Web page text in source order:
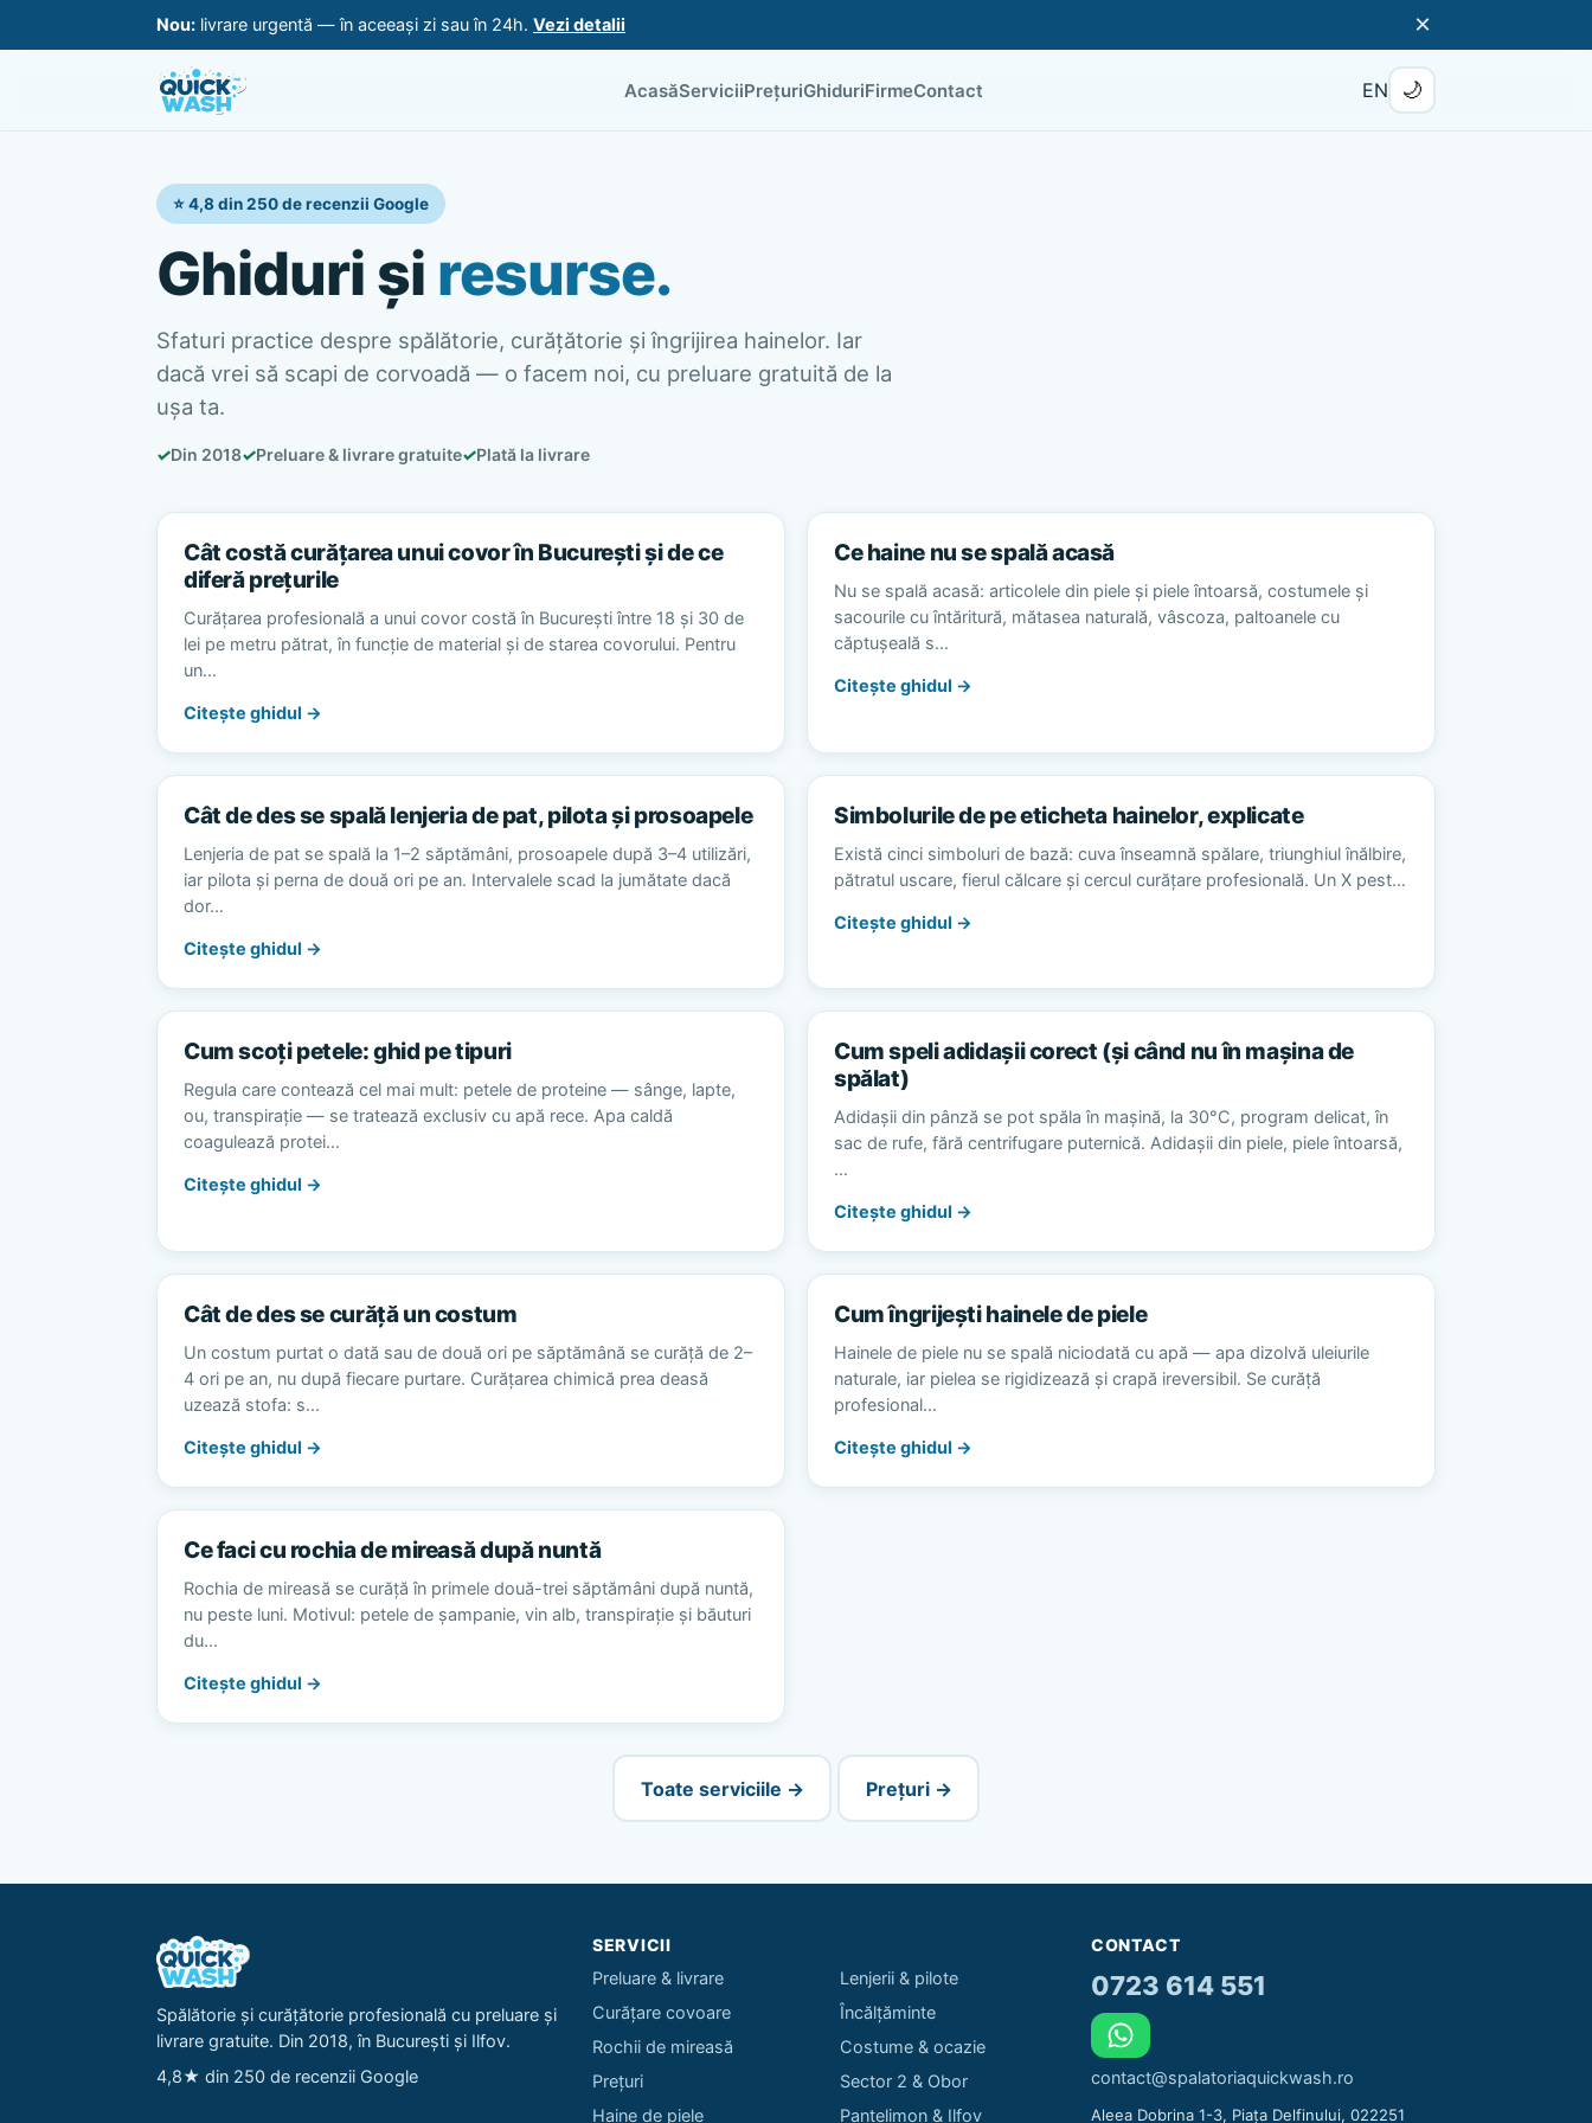
Nou: livrare urgentă — în aceeași zi sau în 24h. Vezi detalii ×
AcasăServiciiPrețuriGhiduriFirmeContact EN 🌙
⭐ 4,8 din 250 de recenzii Google
Ghiduri și resurse.
Sfaturi practice despre spălătorie, curățătorie și îngrijirea hainelor. Iar
dacă vrei să scapi de corvoadă — o facem noi, cu preluare gratuită de la
ușa ta.
✓Din 2018✓Preluare & livrare gratuite✓Plată la livrare
Cât costă curățarea unui covor în București și de ce
diferă prețurile
Curățarea profesională a unui covor costă în București între 18 și 30 de
lei pe metru pătrat, în funcție de material și de starea covorului. Pentru
un…
Citește ghidul →
Ce haine nu se spală acasă
Nu se spală acasă: articolele din piele și piele întoarsă, costumele și
sacourile cu întăritură, mătasea naturală, vâscoza, paltoanele cu
căptușeală s…
Citește ghidul →
Cât de des se spală lenjeria de pat, pilota și prosoapele
Lenjeria de pat se spală la 1–2 săptămâni, prosoapele după 3–4 utilizări,
iar pilota și perna de două ori pe an. Intervalele scad la jumătate dacă
dor…
Citește ghidul →
Simbolurile de pe eticheta hainelor, explicate
Există cinci simboluri de bază: cuva înseamnă spălare, triunghiul înălbire,
pătratul uscare, fierul călcare și cercul curățare profesională. Un X pest…
Citește ghidul →
Cum scoți petele: ghid pe tipuri
Regula care contează cel mai mult: petele de proteine — sânge, lapte,
ou, transpirație — se tratează exclusiv cu apă rece. Apa caldă
coagulează protei…
Citește ghidul →
Cum speli adidașii corect (și când nu în mașina de
spălat)
Adidașii din pânză se pot spăla în mașină, la 30°C, program delicat, în
sac de rufe, fără centrifugare puternică. Adidașii din piele, piele întoarsă,
…
Citește ghidul →
Cât de des se curăță un costum
Un costum purtat o dată sau de două ori pe săptămână se curăță de 2–
4 ori pe an, nu după fiecare purtare. Curățarea chimică prea deasă
uzează stofa: s…
Citește ghidul →
Cum îngrijești hainele de piele
Hainele de piele nu se spală niciodată cu apă — apa dizolvă uleiurile
naturale, iar pielea se rigidizează și crapă ireversibil. Se curăță
profesional…
Citește ghidul →
Ce faci cu rochia de mireasă după nuntă
Rochia de mireasă se curăță în primele două-trei săptămâni după nuntă,
nu peste luni. Motivul: petele de șampanie, vin alb, transpirație și băuturi
du…
Citește ghidul →
Toate serviciile → Prețuri →
Spălătorie și curățătorie profesională cu preluare și
livrare gratuite. Din 2018, în București și Ilfov.
4,8★ din 250 de recenzii Google
SERVICII
Preluare & livrare
Curățare covoare
Rochii de mireasă
Prețuri
Haine de piele
Lenjerii & pilote
Încălțăminte
Costume & ocazie
Sector 2 & Obor
Pantelimon & Ilfov
CONTACT
0723 614 551
contact@spalatoriaquickwash.ro
Aleea Dobrina 1-3, Piața Delfinului, 022251